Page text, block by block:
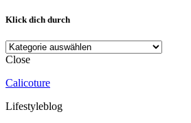
Klick dich durch
Klick
dich
Close
Calicoture
Lifestyleblog